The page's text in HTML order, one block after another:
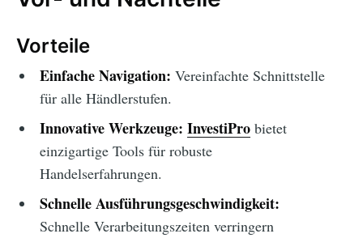
Vorteile
Einfache Navigation: Vereinfachte Schnittstelle
für alle Händlerstufen.
Innovative Werkzeuge: InvestiProbietet
einzigartige Tools für robuste
Handelserfahrungen.
Schnelle Ausführungsgeschwindigkeit:
Schnelle Verarbeitungszeiten verringern